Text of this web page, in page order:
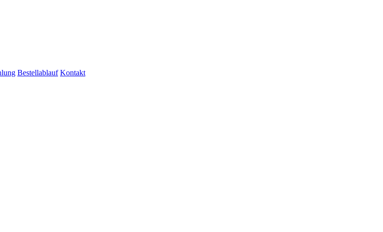
Bestellablauf Kontakt